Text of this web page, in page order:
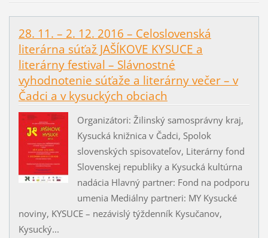
28. 11. – 2. 12. 2016 – Celoslovenská
literárna súťaž JAŠÍKOVE KYSUCE a
literárny festival – Slávnostné
vyhodnotenie súťaže a literárny večer – v
Čadci a v kysuckých obciach
Organizátori: Žilinský samosprávny kraj,
Kysucká knižnica v Čadci, Spolok
slovenských spisovateľov, Literárny fond
Slovenskej republiky a Kysucká kultúrna
nadácia Hlavný partner: Fond na podporu
umenia Mediálny partneri: MY Kysucké
noviny, KYSUCE – nezávislý týždenník Kysučanov,
Kysucký...